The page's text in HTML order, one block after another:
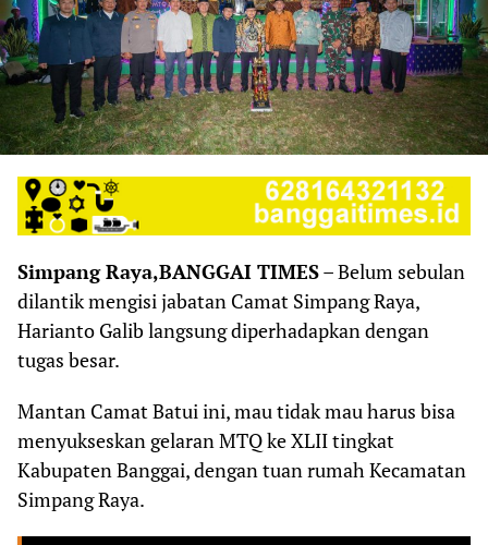
Simpang Raya,BANGGAI TIMES– Belum sebulan
dilantik mengisi jabatan Camat Simpang Raya,
Harianto Galib langsung diperhadapkan dengan
tugas besar.
Mantan Camat Batui ini, mau tidak mau harus bisa
menyukseskan gelaran MTQ ke XLII tingkat
Kabupaten Banggai, dengan tuan rumah Kecamatan
Simpang Raya.